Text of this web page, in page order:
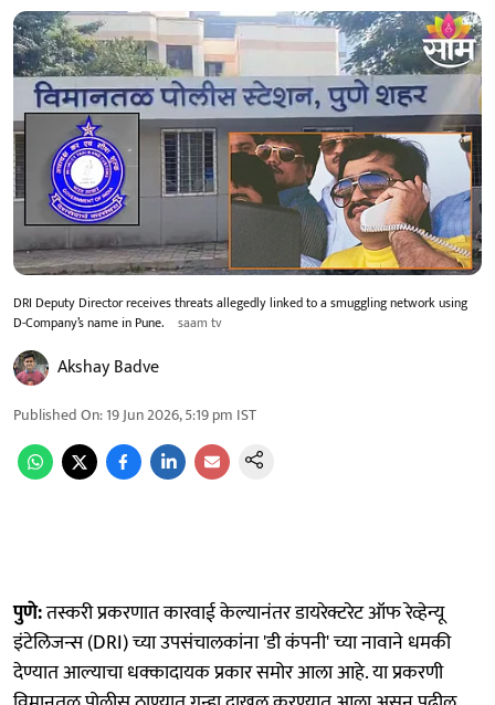
DRI Deputy Director receives threats allegedly linked to a smuggling network using
D-Company’s name in Pune.
saam tv
Akshay Badve
Published On:19 Jun 2026, 5:19 pm IST
पुणे:तस्करी प्रकरणात कारवाई केल्यानंतर डायरेक्टरेट ऑफ रेव्हेन्यू
इंटेलिजन्स (DRI) च्या उपसंचालकांना 'डी कंपनी' च्या नावाने धमकी
देण्यात आल्याचा धक्कादायक प्रकार समोर आला आहे. या प्रकरणी